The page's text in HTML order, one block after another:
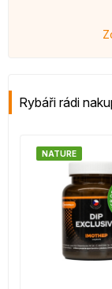
Rybáři rádi
NATURE